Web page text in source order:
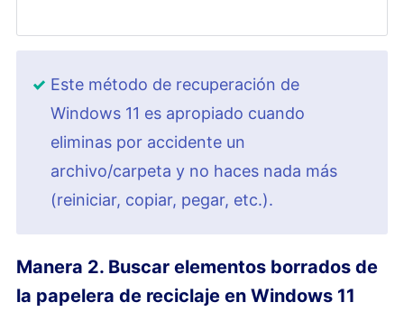
Este método de recuperación de
Windows 11 es apropiado cuando
eliminas por accidente un
archivo/carpeta y no haces nada más
(reiniciar, copiar, pegar, etc.).
Manera 2. Buscar elementos borrados de
la papelera de reciclaje en Windows 11